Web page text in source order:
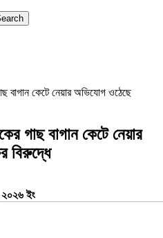
বাগান কেটে নেয়ার অভিযোগ ওঠেছে
গাছ বাগান কেটে নেয়ার
বিরুদ্ধে
২০২৬ ইং